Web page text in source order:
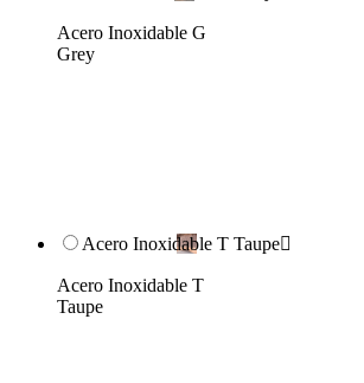
Acero Inoxidable G
Grey
Acero Inoxidable T Taupe
Acero Inoxidable T
Taupe